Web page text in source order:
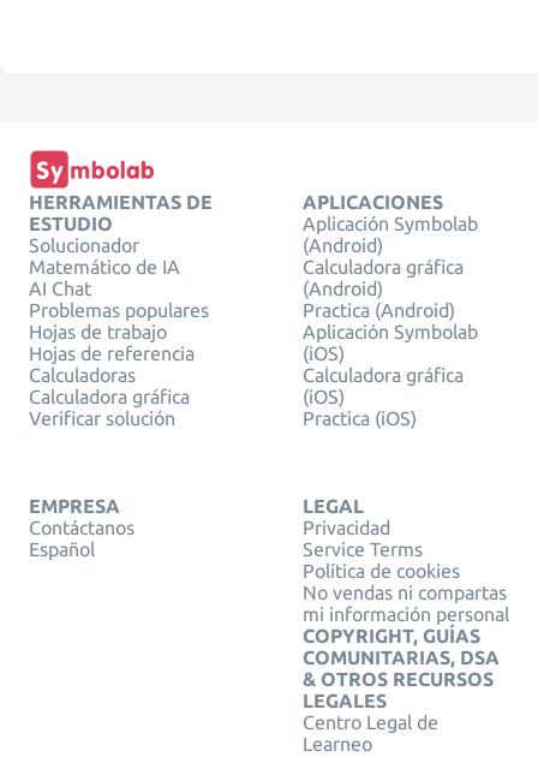
HERRAMIENTAS DE
ESTUDIO
Solucionador
Matemático de IA
AI Chat
Problemas populares
Hojas de trabajo
Hojas de referencia
Calculadoras
Calculadora gráfica
Verificar solución
APLICACIONES
Aplicación Symbolab
(Android)
Calculadora gráfica
(Android)
Practica (Android)
Aplicación Symbolab
(iOS)
Calculadora gráfica
(iOS)
Practica (iOS)
EMPRESA
Contáctanos
Español
LEGAL
Privacidad
Service Terms
Política de cookies
No vendas ni compartas
mi información personal
COPYRIGHT, GUÍAS
COMUNITARIAS, DSA
& OTROS RECURSOS
LEGALES
Centro Legal de
Learneo